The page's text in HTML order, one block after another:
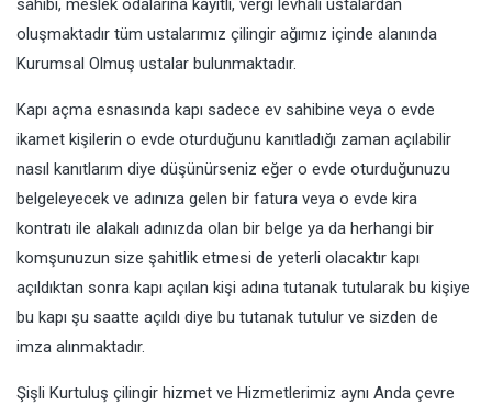
sahibi, meslek odalarına kayıtlı, vergi levhalı ustalardan
oluşmaktadır tüm ustalarımız çilingir ağımız içinde alanında
Kurumsal Olmuş ustalar bulunmaktadır.
Kapı açma esnasında kapı sadece ev sahibine veya o evde
ikamet kişilerin o evde oturduğunu kanıtladığı zaman açılabilir
nasıl kanıtlarım diye düşünürseniz eğer o evde oturduğunuzu
belgeleyecek ve adınıza gelen bir fatura veya o evde kira
kontratı ile alakalı adınızda olan bir belge ya da herhangi bir
komşunuzun size şahitlik etmesi de yeterli olacaktır kapı
açıldıktan sonra kapı açılan kişi adına tutanak tutularak bu kişiye
bu kapı şu saatte açıldı diye bu tutanak tutulur ve sizden de
imza alınmaktadır.
Şişli Kurtuluş çilingir hizmet ve Hizmetlerimiz aynı Anda çevre